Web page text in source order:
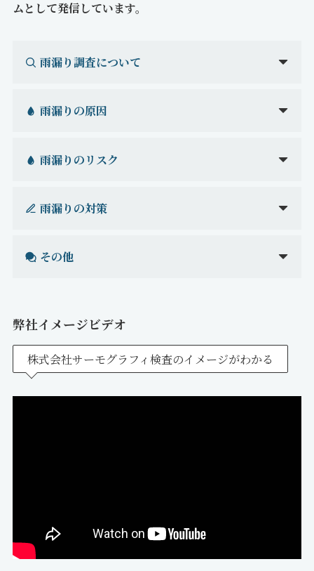
ムとして発信しています。
雨漏り調査について
雨漏りの原因
雨漏りのリスク
雨漏りの対策
その他
弊社イメージビデオ
株式会社サーモグラフィ検査のイメージがわかる